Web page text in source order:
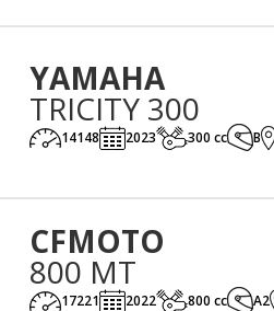
YAMAHA
TRICITY 300
14148 2023 300 cc B
CFMOTO
800 MT
17221 2022 800 cc A2